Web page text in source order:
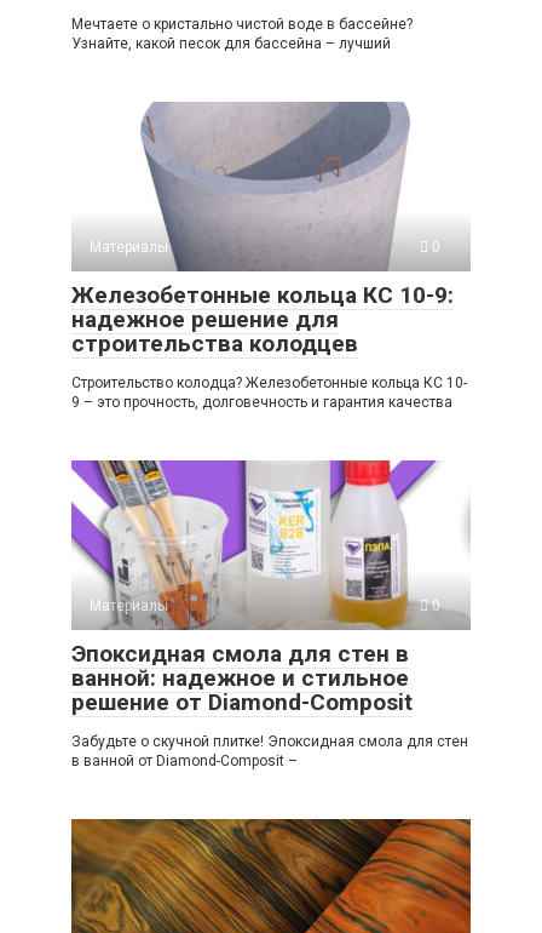
Мечтаете о кристально чистой воде в бассейне?
Узнайте, какой песок для бассейна – лучший
Материалы 0
Железобетонные кольца КС 10-9:
надежное решение для
строительства колодцев
Строительство колодца? Железобетонные кольца КС 10-
9 – это прочность, долговечность и гарантия качества
Материалы 0
Эпоксидная смола для стен в
ванной: надежное и стильное
решение от Diamond-Composit
Забудьте о скучной плитке! Эпоксидная смола для стен
в ванной от Diamond-Composit –